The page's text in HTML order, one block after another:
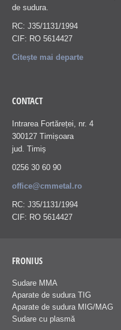
de sudura.
RC: J35/1131/1994
CIF: RO 5614427
Citește mai departe
CONTACT
Intrarea Fortăreței, nr. 4
300127 Timișoara
jud. Timiș
0256 30 60 90
office@cmmetal.ro
RC: J35/1131/1994
CIF: RO 5614427
FRONIUS
Sudare MMA
Aparate de sudura TIG
Aparate de sudura MIG/MAG
Sudare cu plasmă